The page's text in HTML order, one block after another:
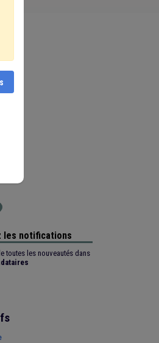
jour
notifications
toutes les nouveautés dans